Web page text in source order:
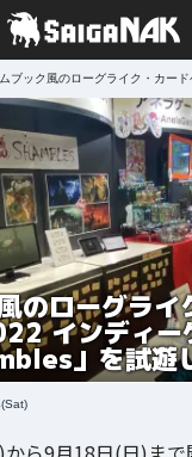
ブック風のローグライク・カー
のローグライ
インディー
」を試遊